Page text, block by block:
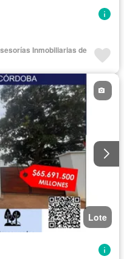
Inmobiliarias de
Lote